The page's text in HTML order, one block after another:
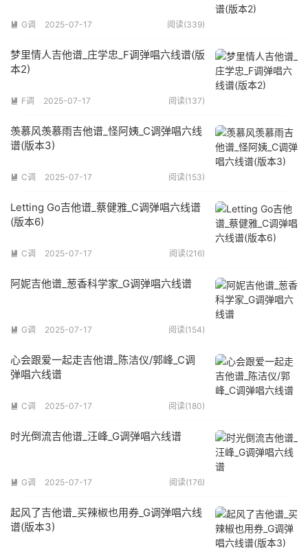
 G调 2025-07-17 阅读(339)
梦里情人吉他谱_庄学忠_F调弹唱六线谱(版
本2)
 F调 2025-07-17 阅读(137)
羡慕风羡慕雨吉他谱_怪阿姨_C调弹唱六线
谱(版本3)
 C调 2025-07-17 阅读(153)
Letting Go吉他谱_蔡健雅_C调弹唱六线谱
(版本6)
 C调 2025-07-17 阅读(216)
阿妮吉他谱_葱香科学家_G调弹唱六线谱
 G调 2025-07-17 阅读(154)
心会跟爱一起走吉他谱_陈洁仪/郭峰_C调
弹唱六线谱
 C调 2025-07-17 阅读(180)
时光倒流吉他谱_汪峰_G调弹唱六线谱
 G调 2025-07-17 阅读(176)
起风了吉他谱_买辣椒也用券_G调弹唱六线
谱(版本3)